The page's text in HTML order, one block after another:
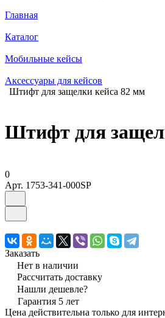
Главная
Каталог
Мобильные кейсы
Аксессуары для кейсов
Штифт для защелки кейса 82 мм
Штифт для
0
Арт. 1753-341-000SP
Заказать
Нет в наличии
Рассчитать доставку
Нашли дешевле?
Гарантия 5 лет
Цена действительна только для